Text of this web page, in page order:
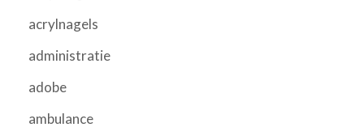
acrylnagels
administratie
adobe
ambulance